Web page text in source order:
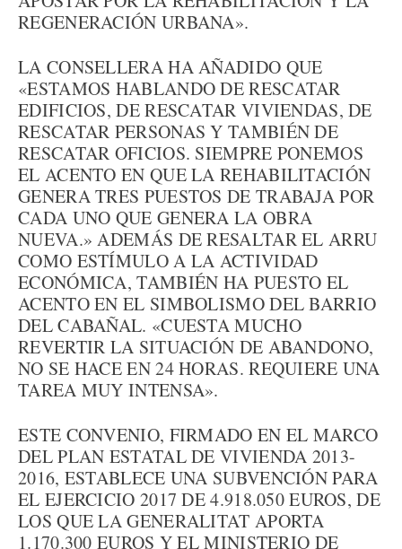
REGENERACIÓN URBANA».
LA CONSELLERA HA AÑADIDO QUE
«ESTAMOS HABLANDO DE RESCATAR
EDIFICIOS, DE RESCATAR VIVIENDAS, DE
RESCATAR PERSONAS Y TAMBIÉN DE
RESCATAR OFICIOS. SIEMPRE PONEMOS
EL ACENTO EN QUE LA REHABILITACIÓN
GENERA TRES PUESTOS DE TRABAJA POR
CADA UNO QUE GENERA LA OBRA
NUEVA.» ADEMÁS DE RESALTAR EL ARRU
COMO ESTÍMULO A LA ACTIVIDAD
ECONÓMICA, TAMBIÉN HA PUESTO EL
ACENTO EN EL SIMBOLISMO DEL BARRIO
DEL CABAÑAL. «CUESTA MUCHO
REVERTIR LA SITUACIÓN DE ABANDONO,
NO SE HACE EN 24 HORAS. REQUIERE UNA
TAREA MUY INTENSA».
ESTE CONVENIO, FIRMADO EN EL MARCO
DEL PLAN ESTATAL DE VIVIENDA 2013-
2016, ESTABLECE UNA SUBVENCIÓN PARA
EL EJERCICIO 2017 DE 4.918.050 EUROS, DE
LOS QUE LA GENERALITAT APORTA
1.170.300 EUROS Y EL MINISTERIO DE